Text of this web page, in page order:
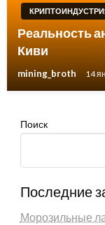
Реальность
Киви
mining_broth 14
Поиск
Последние
Морозильные